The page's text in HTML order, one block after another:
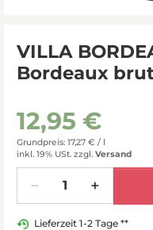
VILLA
Bordeaux
12,95 €
Grundpreis: 17,27 € / l
inkl. 19% USt. zzgl. Versand
Lieferzeit 1-2 Tage **